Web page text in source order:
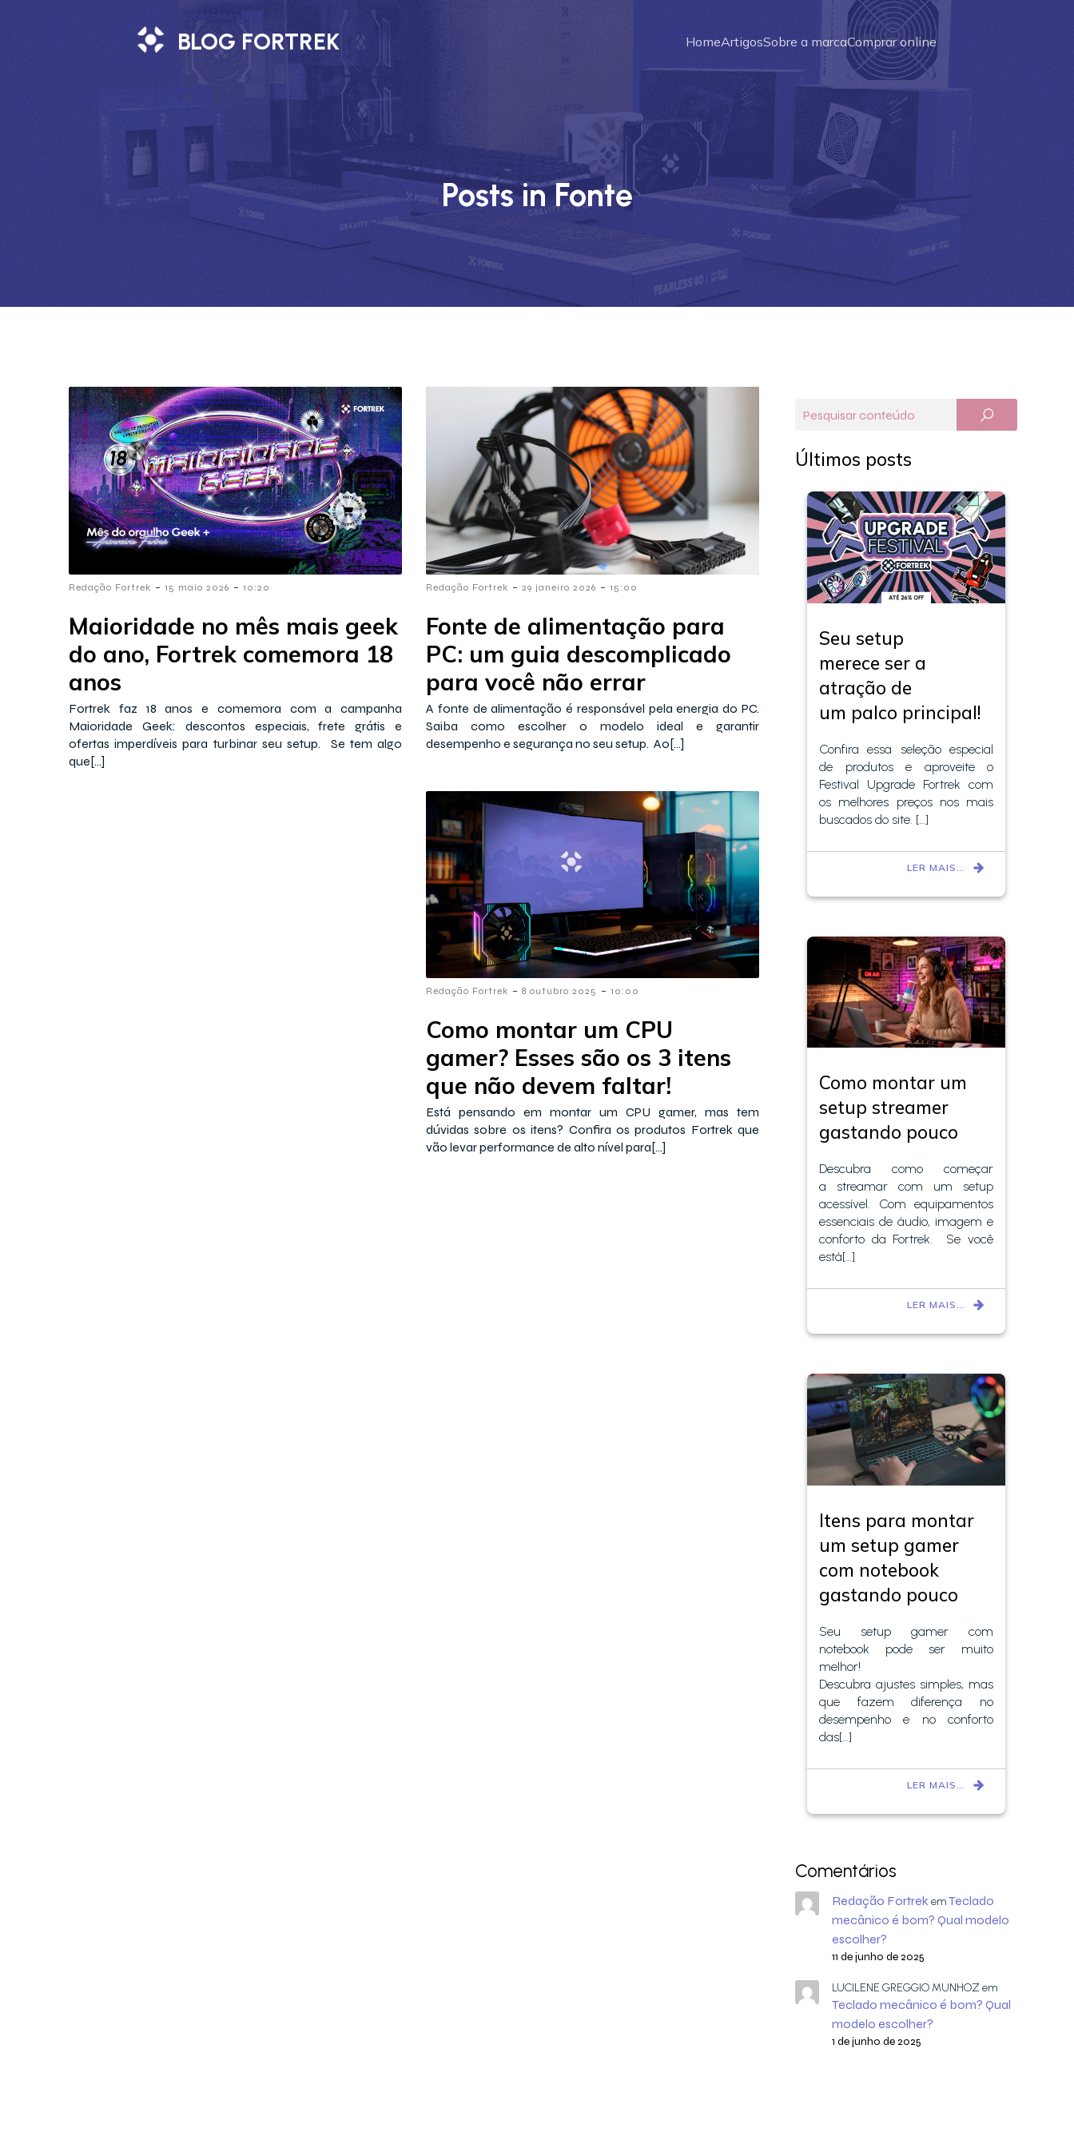
BLOG FORTREK HomeArtigosSobre a marcaComprar online
Posts in Fonte
Redação Fortrek - 15 maio 2026 - 10:20
Maioridade no mês mais geek
do ano, Fortrek comemora 18
anos
Fortrek faz 18 anos e comemora com a campanha
Maioridade Geek: descontos especiais, frete grátis e
ofertas imperdíveis para turbinar seu setup. Se tem algo
que[…]
Redação Fortrek - 29 janeiro 2026 - 15:00
Fonte de alimentação para
PC: um guia descomplicado
para você não errar
A fonte de alimentação é responsável pela energia do PC.
Saiba como escolher o modelo ideal e garantir
desempenho e segurança no seu setup. Ao[…]
Redação Fortrek - 8 outubro 2025 - 10:00
Como montar um CPU
gamer? Esses são os 3 itens
que não devem faltar!
Está pensando em montar um CPU gamer, mas tem
dúvidas sobre os itens? Confira os produtos Fortrek que
vão levar performance de alto nível para[…]
Últimos posts
Seu setup
merece ser a
atração de
um palco principal!
Confira essa seleção especial
de produtos e aproveite o
Festival Upgrade Fortrek com
os melhores preços nos mais
buscados do site. […]
LER MAIS…
Como montar um
setup streamer
gastando pouco
Descubra como começar
a streamar com um setup
acessível. Com equipamentos
essenciais de áudio, imagem e
conforto da Fortrek. Se você
está[…]
LER MAIS…
Itens para montar
um setup gamer
com notebook
gastando pouco
Seu setup gamer com
notebook pode ser muito
melhor!
Descubra ajustes simples, mas
que fazem diferença no
desempenho e no conforto
das[…]
LER MAIS…
Comentários
Redação FortrekemTeclado
mecânico é bom? Qual modelo
escolher?
11 de junho de 2025
LUCILENE GREGGIO MUNHOZ em
Teclado mecânico é bom? Qual
modelo escolher?
1 de junho de 2025